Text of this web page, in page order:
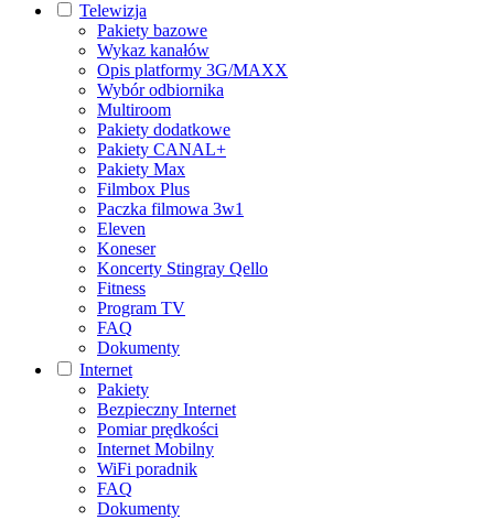
Telewizja
Pakiety bazowe
Wykaz kanałów
Opis platformy 3G/MAXX
Wybór odbiornika
Multiroom
Pakiety dodatkowe
Pakiety CANAL+
Pakiety Max
Filmbox Plus
Paczka filmowa 3w1
Eleven
Koneser
Koncerty Stingray Qello
Fitness
Program TV
FAQ
Dokumenty
Internet
Pakiety
Bezpieczny Internet
Pomiar prędkości
Internet Mobilny
WiFi poradnik
FAQ
Dokumenty